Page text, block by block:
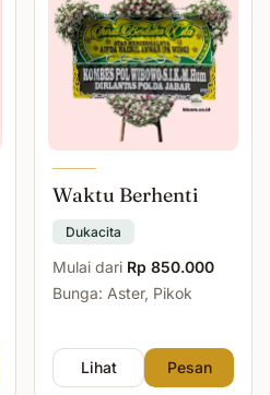
Waktu Berhenti
Dukacita
Mulai dari Rp 850.000
Bunga: Aster, Pikok
Lihat Pesan